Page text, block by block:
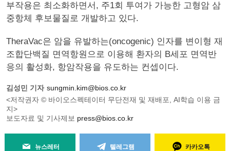
부작용은 최소화하면서, 주1회 투여가 가능한 고형암 삼
중항체 후보물질로 개발하고 있다.
TheraVac은 암을 유발하는(oncogenic) 인자를 변이형 재
조합단백질 면역항원으로 이용해 환자의 B세포 면역반
응의 활성화, 항암작용을 유도하는 컨셉이다.
김성민 기자 sungmin.kim@bios.co.kr
<저작권자 © 바이오스펙테이터 무단전재 및 재배포, AI학습 이용 금
지>
보도자료 및 기사제보 press@bios.co.kr
뉴스레터 텔레그램 카카오톡